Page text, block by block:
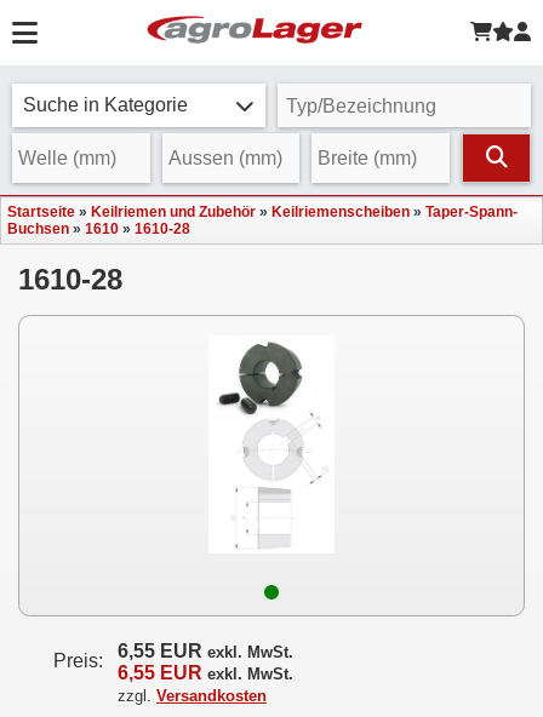
Suche in Kategorie
Startseite » Keilriemen und Zubehör » Keilriemenscheiben » Taper-Spann-
Buchsen » 1610 » 1610-28
1610-28
Preis: 6,55 EUR exkl. MwSt.
6,55 EUR exkl. MwSt.
zzgl. Versandkosten